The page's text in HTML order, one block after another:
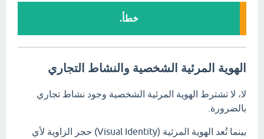
خطأ.
الهوية المرئية الشخصية والنشاط التجاري
لا، لا تشترط الهوية المرئية الشخصية وجود نشاط تجاري
بالضرورة.
بينما تُعد الهوية المرئية (Visual Identity) حجر الزاوية لأي